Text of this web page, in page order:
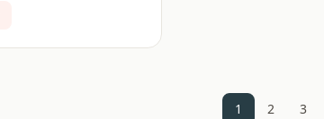
1 2 3